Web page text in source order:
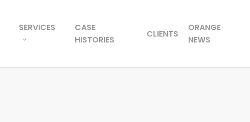
SERVICES
CASE
HISTORIES
CLIENTS
ORANGE
NEWS